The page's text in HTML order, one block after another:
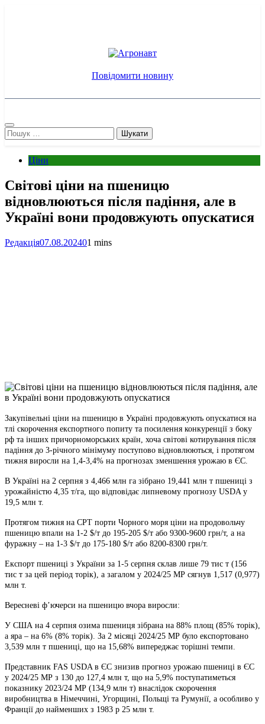
Агронавт
Новини українського агробізнесу
Повідомити новину
Пошук:
Ціни
Світові ціни на пшеницю
відновлюються після падіння, але в
Україні вони продовжують опускатися
Редакція07.08.202401 mins
Link
Print
Закупівельні ціни на пшеницю в Україні продовжують опускатися на
тлі скорочення експортного попиту та посилення конкуренції з боку
рф та інших причорноморських країн, хоча світові котирування після
падіння до 3-річного мінімуму поступово відновлюються, і протягом
тижня виросли на 1,4-3,4% на прогнозах зменшення урожаю в ЄС.
В Україні на 2 серпня з 4,466 млн га зібрано 19,441 млн т пшениці з
урожайністю 4,35 т/га, що відповідає липневому прогнозу USDA у
19,5 млн т.
Протягом тижня на СРТ порти Чорного моря ціни на продовольчу
пшеницю впали на 1-2 $/т до 195-205 $/т або 9300-9600 грн/т, а на
фуражну – на 1-3 $/т до 175-180 $/т або 8200-8300 грн/т.
Експорт пшениці з України за 1-5 серпня склав лише 79 тис т (156
тис т за цей період торік), а загалом у 2024/25 МР сягнув 1,517 (0,977)
млн т.
Вересневі ф’ючерси на пшеницю вчора виросли:
У США на 4 серпня озима пшениця зібрана на 88% площ (85% торік),
а яра – на 6% (8% торік). За 2 місяці 2024/25 МР було експортовано
3,539 млн т пшениці, що на 15,68% випереджає торішні темпи.
Представник FAS USDA в ЄС знизив прогноз урожаю пшениці в ЄС
у 2024/25 МР з 130 до 127,4 млн т, що на 5,9% поступатиметься
показнику 2023/24 МР (134,9 млн т) внаслідок скорочення
виробництва в Німеччині, Угорщині, Польщі та Румунії, а особливо у
Франції до найменших з 1983 р 25 млн т.